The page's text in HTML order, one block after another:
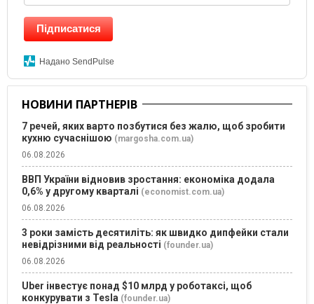
Підписатися
Надано SendPulse
НОВИНИ ПАРТНЕРІВ
7 речей, яких варто позбутися без жалю, щоб зробити
кухню сучаснішою (margosha.com.ua)
06.08.2026
ВВП України відновив зростання: економіка додала
0,6% у другому кварталі (economist.com.ua)
06.08.2026
3 роки замість десятиліть: як швидко дипфейки стали
невідрізними від реальності (founder.ua)
06.08.2026
Uber інвестує понад $10 млрд у роботаксі, щоб
конкурувати з Tesla (founder.ua)